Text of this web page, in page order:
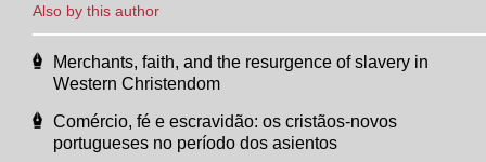
Also by this author
Merchants, faith, and the resurgence of slavery in
Western Christendom
Comércio, fé e escravidão: os cristãos-novos
portugueses no período dos asientos